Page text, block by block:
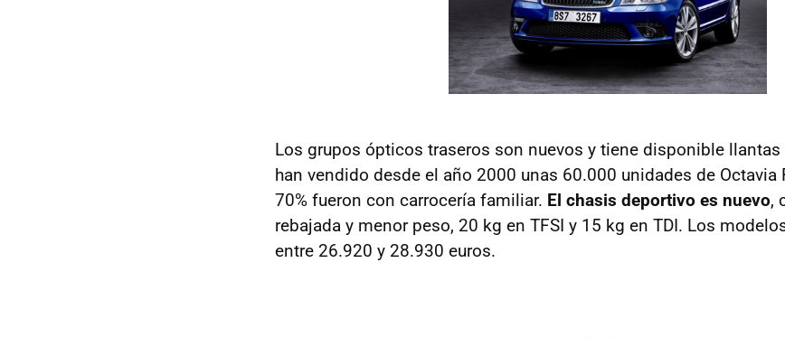
Los grupos ópticos traseros son nuevos y tiene disponible llantas
han vendido desde el año 2000 unas 60.000 unidades de Octavia
70% fueron con carrocería familiar. El chasis deportivo es nuevo,
rebajada y menor peso, 20 kg en TFSI y 15 kg en TDI. Los
entre 26.920 y 28.930 euros.